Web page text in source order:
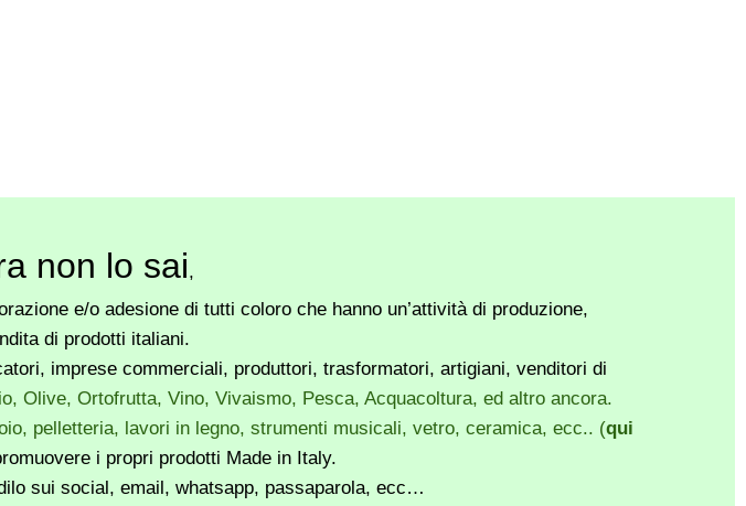
non lo sai,
e/o adesione di tutti coloro che hanno un’attività di produzione,
di prodotti italiani.
imprese commerciali, produttori, trasformatori, artigiani, venditori di
Olive, Ortofrutta, Vino, Vivaismo, Pesca, Acquacoltura, ed altro ancora.
pelletteria, lavori in legno, strumenti musicali, vetro, ceramica, ecc.. (qui
i propri prodotti Made in Italy.
sui social, email, whatsapp, passaparola, ecc…